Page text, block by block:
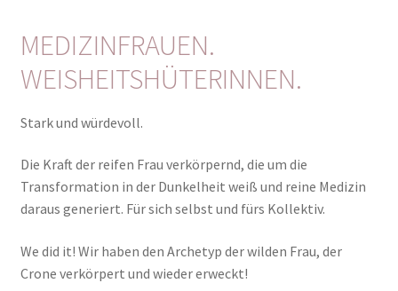
MEDIZINFRAUEN.
WEISHEITSHÜTERINNEN.
Stark und würdevoll.
Die Kraft der reifen Frau verkörpernd, die um die
Transformation in der Dunkelheit weiß und reine Medizin
daraus generiert. Für sich selbst und fürs Kollektiv.
We did it! Wir haben den Archetyp der wilden Frau, der
Crone verkörpert und wieder erweckt!